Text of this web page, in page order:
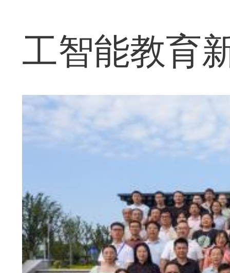
工智能教育